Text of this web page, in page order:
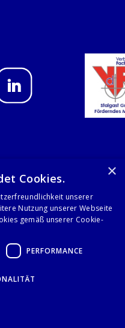
×
Cookies.
unserer
Nutzung unserer Webseite
gemäß unserer Cookie-
PERFORMANCE